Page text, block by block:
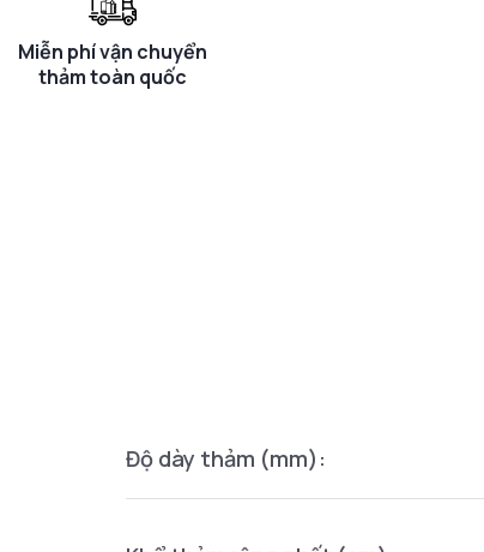
Miễn phí vận chuyển
thảm toàn quốc
Độ dày thảm (mm):